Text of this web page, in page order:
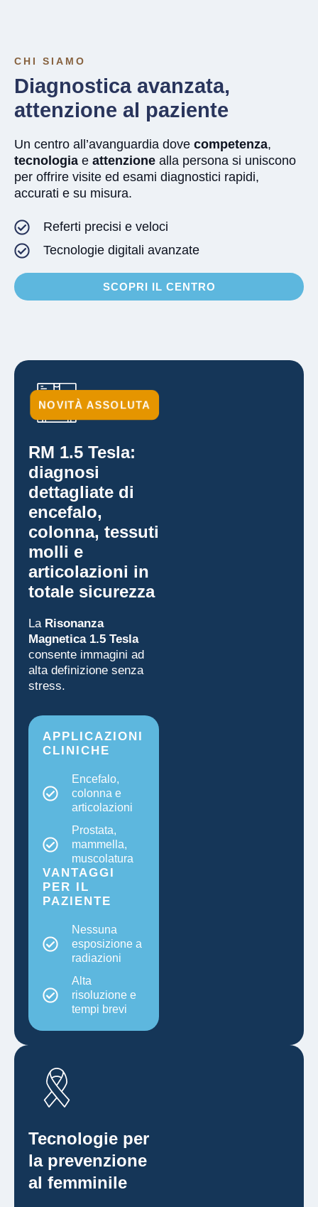
CHI SIAMO
Diagnostica avanzata,
attenzione al paziente
Un centro all’avanguardia dove competenza,
tecnologia e attenzione alla persona si uniscono
per offrire visite ed esami diagnostici rapidi,
accurati e su misura.
Referti precisi e veloci
Tecnologie digitali avanzate
SCOPRI IL CENTRO
NOVITÀ ASSOLUTA
RM 1.5 Tesla:
diagnosi
dettagliate di
encefalo,
colonna, tessuti
molli e
articolazioni in
totale sicurezza
La Risonanza
Magnetica 1.5 Tesla
consente immagini ad
alta definizione senza
stress.
APPLICAZIONI
CLINICHE
Encefalo,
colonna e
articolazioni
Prostata,
mammella,
muscolatura
VANTAGGI
PER IL
PAZIENTE
Nessuna
esposizione a
radiazioni
Alta
risoluzione e
tempi brevi
Tecnologie per
la prevenzione
al femminile